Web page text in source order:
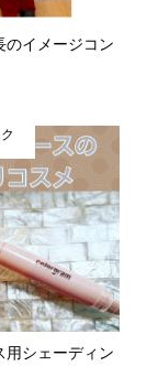
のイメージコン
用シェーディン